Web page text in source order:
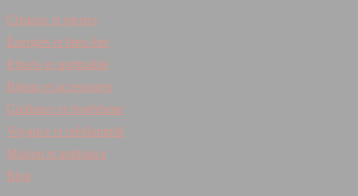
Cristaux et pierres
Énergies et bien-être
Rituels et spiritualité
Bijoux et accessoires
Guidance et ésotérisme
Voyance et médiumnité
Maison et ambiance
Blog